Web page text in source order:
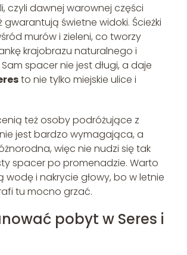
czyli dawnej warownej części
gwarantują świetne widoki. Ścieżki
murów i zieleni, co tworzy
krajobrazu naturalnego i
spacer nie jest długi, a daje
to nie tylko miejskie ulice i
też osoby podróżujące z
jest bardzo wymagająca, a
więc nie nudzi się tak
spacer po promenadzie. Warto
wodę i nakrycie głowy, bo w letnie
tu mocno grzać.
pobyt w Seres i